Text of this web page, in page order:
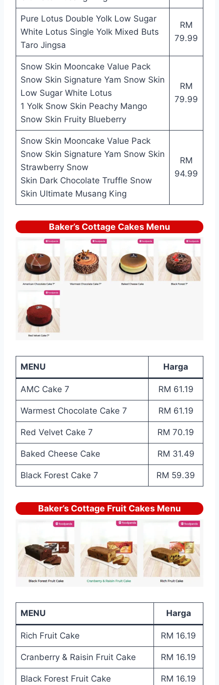
Pure Lotus Double Yolk Low Sugar
White Lotus Single Yolk Mixed Buts
Taro Jingsa
RM
79.99
Snow Skin Mooncake Value Pack
Snow Skin Signature Yam Snow Skin
Low Sugar White Lotus
1 Yolk Snow Skin Peachy Mango
Snow Skin Fruity Blueberry
RM
79.99
Snow Skin Mooncake Value Pack
Snow Skin Signature Yam Snow Skin
Strawberry Snow
Skin Dark Chocolate Truffle Snow
Skin Ultimate Musang King
RM
94.99
Baker’s Cottage Cakes Menu
MENU Harga
AMC Cake 7 RM 61.19
Warmest Chocolate Cake 7 RM 61.19
Red Velvet Cake 7 RM 70.19
Baked Cheese Cake RM 31.49
Black Forest Cake 7 RM 59.39
Baker’s Cottage Fruit Cakes Menu
MENU Harga
Rich Fruit Cake RM 16.19
Cranberry & Raisin Fruit Cake RM 16.19
Black Forest Fruit Cake RM 16.19